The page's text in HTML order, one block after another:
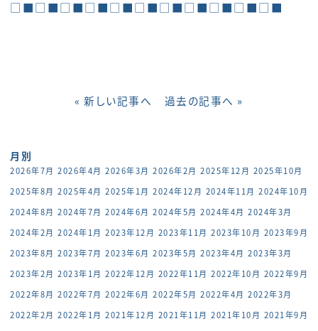
□■□■□■□■□■□■□■□■□■□■□■
« 新しい記事へ 過去の記事へ »
月別
2026年7月 2026年4月 2026年3月 2026年2月 2025年12月 2025年10月
2025年8月 2025年4月 2025年1月 2024年12月 2024年11月 2024年10月
2024年8月 2024年7月 2024年6月 2024年5月 2024年4月 2024年3月
2024年2月 2024年1月 2023年12月 2023年11月 2023年10月 2023年9月
2023年8月 2023年7月 2023年6月 2023年5月 2023年4月 2023年3月
2023年2月 2023年1月 2022年12月 2022年11月 2022年10月 2022年9月
2022年8月 2022年7月 2022年6月 2022年5月 2022年4月 2022年3月
2022年2月 2022年1月 2021年12月 2021年11月 2021年10月 2021年9月